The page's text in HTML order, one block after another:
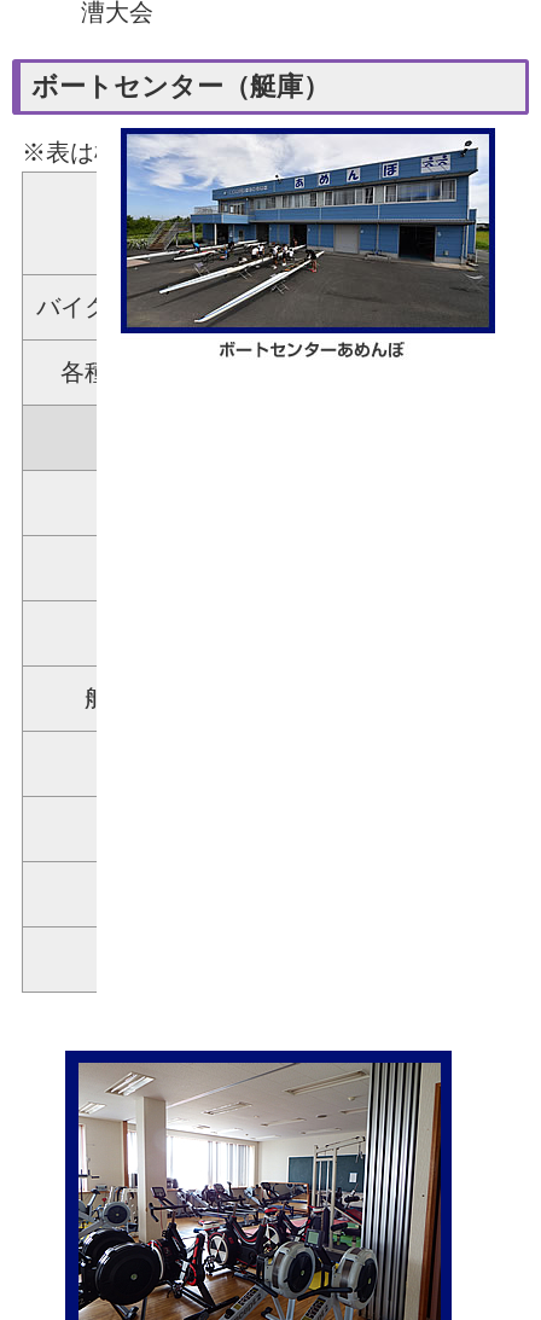
漕大会
ボートセンター（艇庫）
※表は横スクロールできます。
ローイングマシン
（エルゴメーター）
15台
バイクマシン（ワットバイク） 3台
各種ウェイトトレーニング
舵手付きクォドルプル